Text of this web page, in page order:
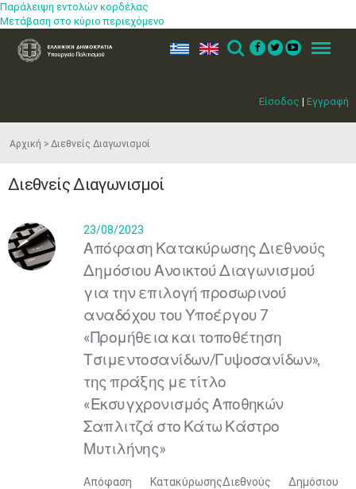
Παράλειψη εντολών κορδέλας
Μετάβαση στο κύριο περιεχόμενο
Είσοδος | Εγγραφή
ελ en Search Menu
Αρχική Διεθνείς Διαγωνισμοί
Διεθνείς Διαγωνισμοί
23/08/2023
Απόφαση Κατακύρωσης Διεθνούς
Δημόσιου Ανοικτού Διαγωνισμού
για την επιλογή προσωρινού
αναδόχου του Υποέργου 7
«Προμήθεια και τοποθέτηση
Τσιμεντοσανίδων/Γυψοσανίδων»,
της πράξης με τίτλο
«Εκσυγχρονισμός Αποθηκών
Σαπλιτζά στο Κάτω Κάστρο
Μυτιλήνης»
Απόφαση ΚατακύρωσηςΔιεθνούς Δημόσιου